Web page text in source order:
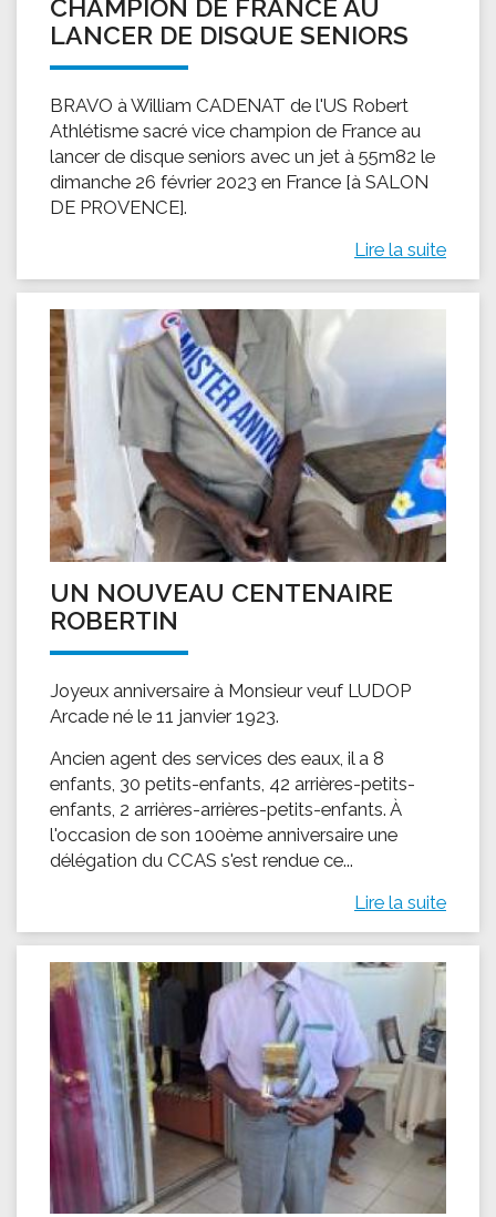
CHAMPION DE FRANCE AU
LANCER DE DISQUE SENIORS
BRAVO à William CADENAT de l'US Robert
Athlétisme sacré vice champion de France au
lancer de disque seniors avec un jet à 55m82 le
dimanche 26 février 2023 en France [à SALON
DE PROVENCE].
Lire la suite
UN NOUVEAU CENTENAIRE
ROBERTIN
Joyeux anniversaire à Monsieur veuf LUDOP
Arcade né le 11 janvier 1923.
Ancien agent des services des eaux, il a 8
enfants, 30 petits-enfants, 42 arrières-petits-
enfants, 2 arrières-arrières-petits-enfants. À
l'occasion de son 100ème anniversaire une
délégation du CCAS s'est rendue ce...
Lire la suite